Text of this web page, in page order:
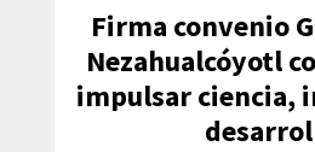
Firma convenio
Nezahualcóyotl
impulsar ciencia,